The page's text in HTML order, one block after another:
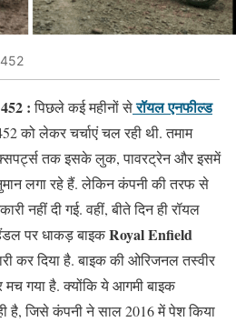
:पिछले कई महीनों सेरॉयल एनफील्ड
को लेकर चर्चाएं चल रही थी. तमाम
तक इसके लुक, पावरट्रेन और इसमें
लगा रहे हैं. लेकिन कंपनी की तरफ से
नहीं दी गई. वहीं, बीते दिन ही रॉयल
पर धाकड़ बाइकRoyal Enfield
कर दिया है. बाइक की ओरिजनल तस्वीर
मच गया है. क्योंकि ये आगमी बाइक
है, जिसे कंपनी ने साल 2016 में पेश किया